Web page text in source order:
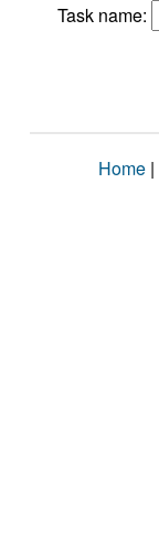
Task name:
Home |